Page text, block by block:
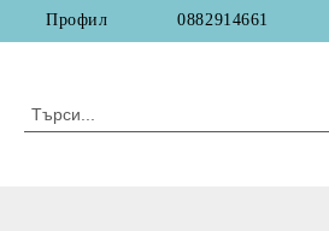
Профил 0882914661